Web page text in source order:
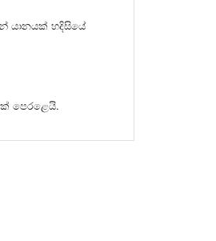
යානයක් හදිසියේ
පෙරළෙයි.